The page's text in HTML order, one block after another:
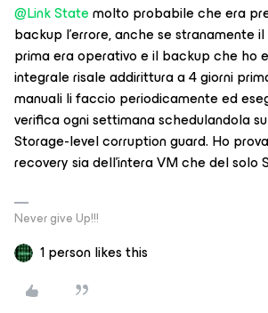
@Link Statemolto probabile che era
backup l’errore, anche se stranamente
prima era operativo e il backup che ho
integrale risale addirittura a 4 giorni
manuali li faccio periodicamente ed
verifica ogni settimana schedulandola
Storage-level corruption guard. Ho
recovery sia dell’intera VM che del solo
Never give Up!!!
1 person likes this